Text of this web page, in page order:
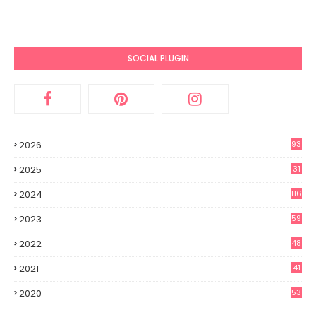
SOCIAL PLUGIN
2026 93
2025
31
2024
116
2023
59
2022
48
2021
41
2020
53